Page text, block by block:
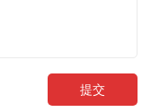
提交